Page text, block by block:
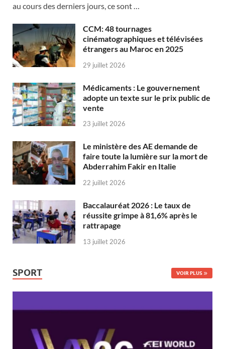
au cours des derniers jours, ce sont …
CCM: 48 tournages
cinématographiques et télévisées
étrangers au Maroc en 2025
29 juillet 2026
Médicaments : Le gouvernement
adopte un texte sur le prix public de
vente
23 juillet 2026
Le ministère des AE demande de
faire toute la lumière sur la mort de
Abderrahim Fakir en Italie
22 juillet 2026
Baccalauréat 2026 : Le taux de
réussite grimpe à 81,6% après le
rattrapage
13 juillet 2026
SPORT VOIR PLUS